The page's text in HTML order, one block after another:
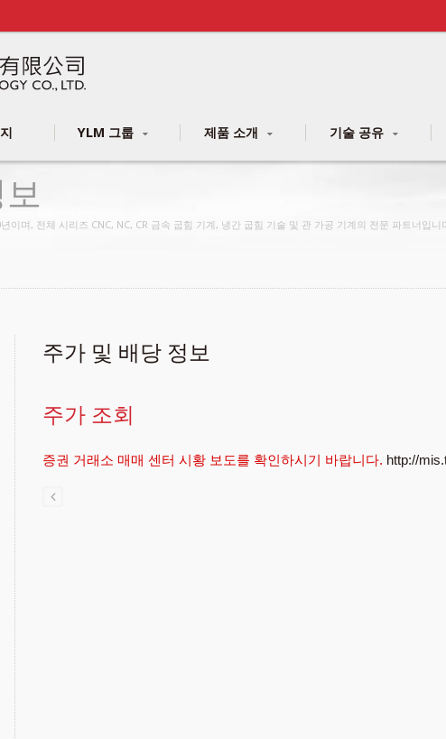
YLM 그룹 제품 소개 기술 공유
이며, 전체 시리즈 CNC, NC, CR 금속 굽힘 기계, 냉간 굽힘 기술 및 관 가공 기계의 전문 파트너입니
주가 및 배당 정보
주가 조회
증권 거래소 매매 센터 시황 보도를 확인하시기 바랍니다. http://